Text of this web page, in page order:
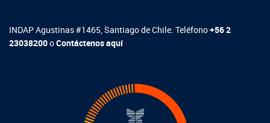
INDAP Agustinas #1465, Santiago de Chile. Teléfono+56 2
23038200oContáctenos aquí